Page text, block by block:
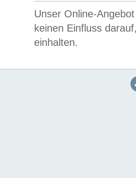
Unser Online-
keinen Einfluss
einhalten.